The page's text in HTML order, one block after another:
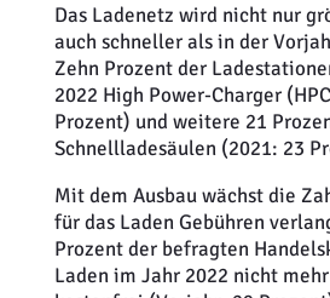
Das Ladenetz wird nicht nur
auch schneller als in der
Zehn Prozent der
2022 High Power-Charger
Prozent) und weitere 21
Schnellladesäulen (2021: 23
Mit dem Ausbau wächst die
für das Laden Gebühren
Prozent der befragten
Laden im Jahr 2022 nicht